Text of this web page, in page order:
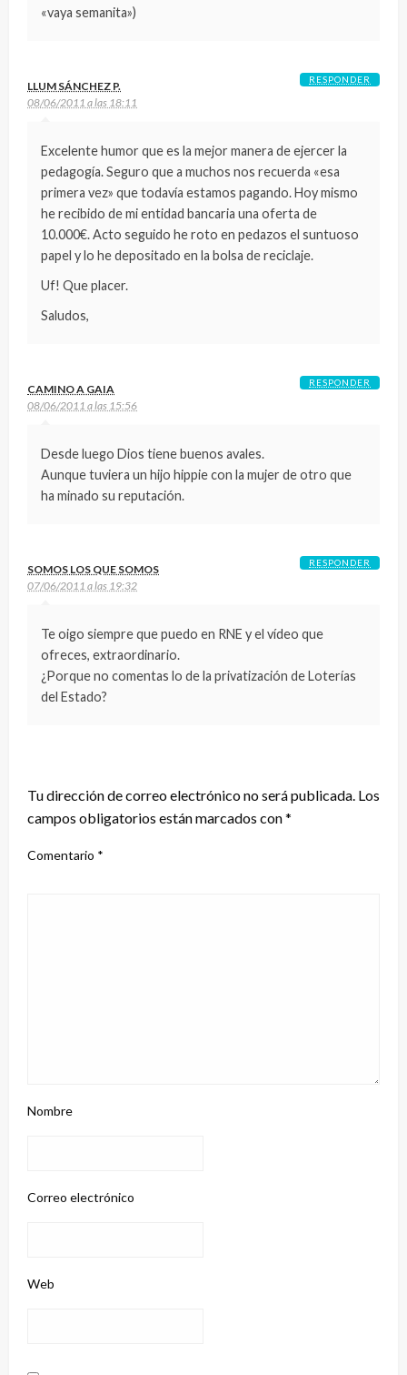
«vaya semanita»)
LLUM SÁNCHEZ P.
08/06/2011 a las 18:11
Excelente humor que es la mejor manera de ejercer la
pedagogía. Seguro que a muchos nos recuerda «esa
primera vez» que todavía estamos pagando. Hoy mismo
he recibido de mi entidad bancaria una oferta de
10.000€. Acto seguido he roto en pedazos el suntuoso
papel y lo he depositado en la bolsa de reciclaje.
Uf! Que placer.
Saludos,
RESPONDER
CAMINO A GAIA
08/06/2011 a las 15:56
Desde luego Dios tiene buenos avales.
Aunque tuviera un hijo hippie con la mujer de otro que
ha minado su reputación.
RESPONDER
SOMOS LOS QUE SOMOS
07/06/2011 a las 19:32
Te oigo siempre que puedo en RNE y el vídeo que
ofreces, extraordinario.
¿Porque no comentas lo de la privatización de Loterías
del Estado?
RESPONDER
Tu dirección de correo electrónico no será publicada. Los
campos obligatorios están marcados con*
Comentario *
Nombre
Correo electrónico
Web